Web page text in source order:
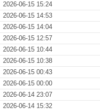
2026-06-15 15:24
2026-06-15 14:53
2026-06-15 14:04
2026-06-15 12:57
2026-06-15 10:44
2026-06-15 10:38
2026-06-15 00:43
2026-06-15 00:00
2026-06-14 23:07
2026-06-14 15:32